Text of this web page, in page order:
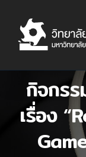
content
กิจกร
เรื่อง